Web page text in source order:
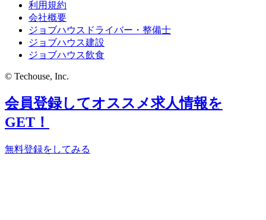
利用規約
会社概要
ジョブハウスドライバー・整備士
ジョブハウス建設
ジョブハウス飲食
© Techouse, Inc.
会員登録してオススメ求人情報を
GET！
無料登録をしてみる